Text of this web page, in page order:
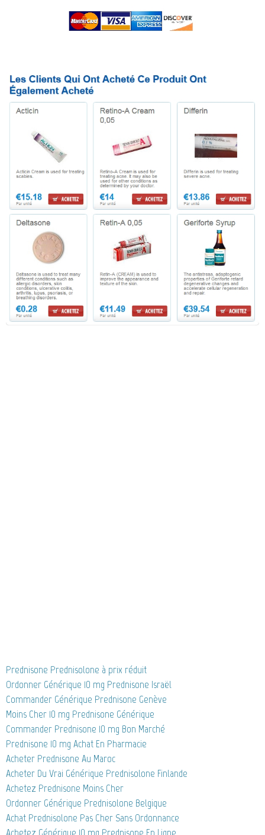
Prednisone Prednisolone à prix réduit
Ordonner Générique 10 mg Prednisone Israël
Commander Générique Prednisone Genève
Moins Cher 10 mg Prednisone Générique
Commander Prednisone 10 mg Bon Marché
Prednisone 10 mg Achat En Pharmacie
Acheter Prednisone Au Maroc
Acheter Du Vrai Générique Prednisolone Finlande
Achetez Prednisone Moins Cher
Ordonner Générique Prednisolone Belgique
Achat Prednisolone Pas Cher Sans Ordonnance